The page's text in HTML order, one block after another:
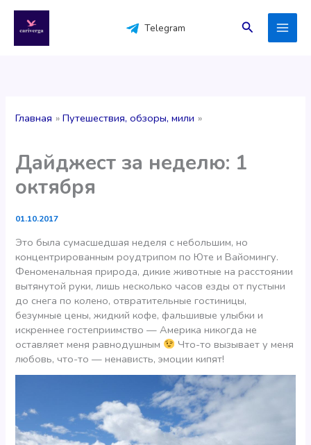
содержимому
Telegram Поиск
Главная Путешествия, обзоры, мили
Дайджест за неделю: 1
октября
01.10.2017
Это была сумасшедшая неделя с небольшим, но
концентрированным роудтрипом по Юте и Вайомингу.
Феноменальная природа, дикие животные на расстоянии
вытянутой руки, лишь несколько часов езды от пустыни
до снега по колено, отвратительные гостиницы,
безумные цены, жидкий кофе, фальшивые улыбки и
искреннее гостеприимство — Америка никогда не
оставляет меня равнодушным
Что-то вызывает у меня
любовь, что-то — ненависть, эмоции кипят!